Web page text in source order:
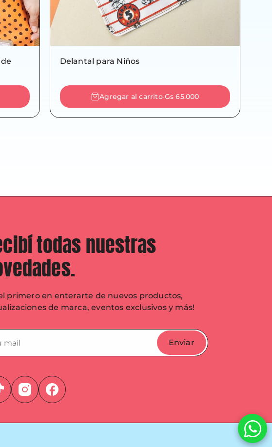
Delantal para Niños
Agregar al carrito-Gs 65.000
todas nuestras
el primero en enterarte de nuevos productos,
de marca, eventos exclusivos y más!
Enviar